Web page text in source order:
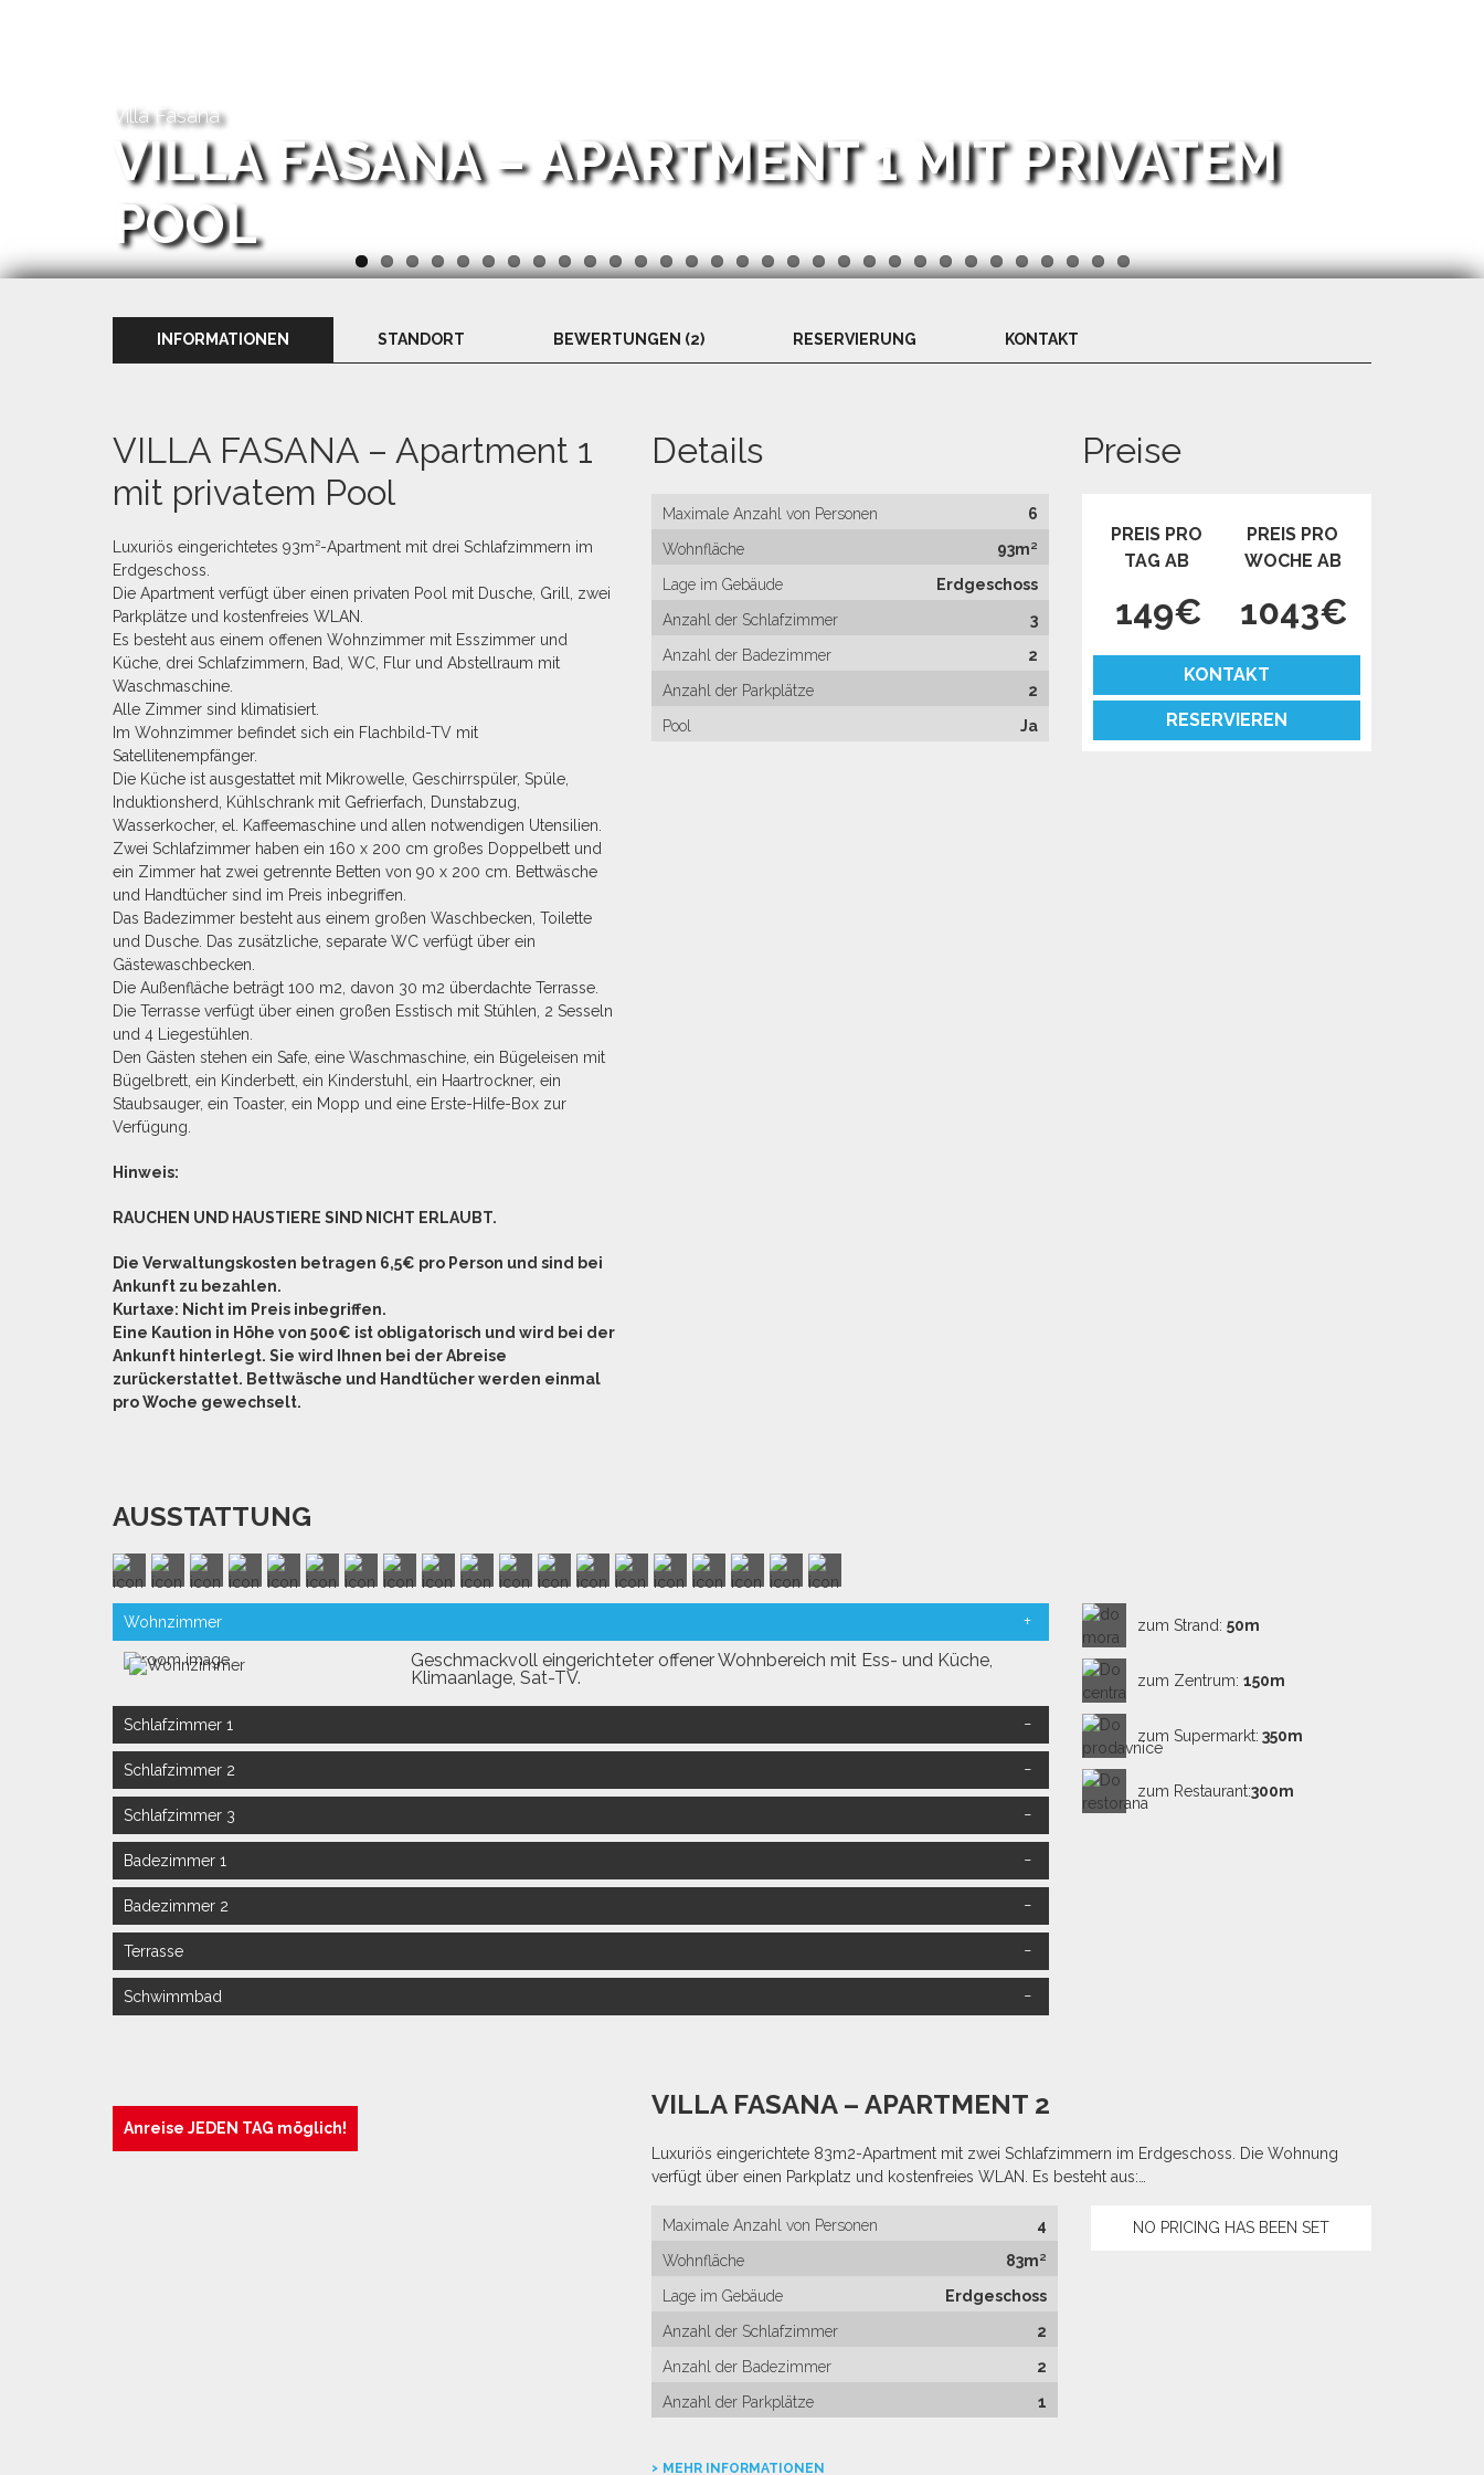
Villa Fasana
VILLA FASANA – APARTMENT 1 MIT PRIVATEM
POOL
INFORMATIONEN STANDORT BEWERTUNGEN (2) RESERVIERUNG KONTAKT
VILLA FASANA – Apartment 1
mit privatem Pool
Luxuriös eingerichtetes 93m²-Apartment mit drei Schlafzimmern im
Erdgeschoss.
Die Apartment verfügt über einen privaten Pool mit Dusche, Grill, zwei
Parkplätze und kostenfreies WLAN.
Es besteht aus einem offenen Wohnzimmer mit Esszimmer und
Küche, drei Schlafzimmern, Bad, WC, Flur und Abstellraum mit
Waschmaschine.
Alle Zimmer sind klimatisiert.
Im Wohnzimmer befindet sich ein Flachbild-TV mit
Satellitenempfänger.
Die Küche ist ausgestattet mit Mikrowelle, Geschirrspüler, Spüle,
Induktionsherd, Kühlschrank mit Gefrierfach, Dunstabzug,
Wasserkocher, el. Kaffeemaschine und allen notwendigen Utensilien.
Zwei Schlafzimmer haben ein 160 x 200 cm großes Doppelbett und
ein Zimmer hat zwei getrennte Betten von 90 x 200 cm. Bettwäsche
und Handtücher sind im Preis inbegriffen.
Das Badezimmer besteht aus einem großen Waschbecken, Toilette
und Dusche. Das zusätzliche, separate WC verfügt über ein
Gästewaschbecken.
Die Außenfläche beträgt 100 m2, davon 30 m2 überdachte Terrasse.
Die Terrasse verfügt über einen großen Esstisch mit Stühlen, 2 Sesseln
und 4 Liegestühlen.
Den Gästen stehen ein Safe, eine Waschmaschine, ein Bügeleisen mit
Bügelbrett, ein Kinderbett, ein Kinderstuhl, ein Haartrockner, ein
Staubsauger, ein Toaster, ein Mopp und eine Erste-Hilfe-Box zur
Verfügung.
Hinweis:
RAUCHEN UND HAUSTIERE SIND NICHT ERLAUBT.
Die Verwaltungskosten betragen 6,5€ pro Person und sind bei
Ankunft zu bezahlen.
Kurtaxe: Nicht im Preis inbegriffen.
Eine Kaution in Höhe von 500€ ist obligatorisch und wird bei der
Ankunft hinterlegt. Sie wird Ihnen bei der Abreise
zurückerstattet. Bettwäsche und Handtücher werden einmal
pro Woche gewechselt.
Details
Maximale Anzahl von Personen
6
Wohnfläche
93m²
Lage im Gebäude
Erdgeschoss
Anzahl der Schlafzimmer
3
Anzahl der Badezimmer
2
Anzahl der Parkplätze
2
Pool
Ja
Preise
PREIS PRO
TAG AB
149€
PREIS PRO
WOCHE AB
1043€
KONTAKT
RESERVIEREN
AUSSTATTUNG
Wohnzimmer
Geschmackvoll eingerichteter offener Wohnbereich mit Ess- und Küche,
Klimaanlage, Sat-TV.
Schlafzimmer 1
mit Zugang zur Terrasse und Klimaanlage.
Schlafzimmer 2
Schlafzimmer 3
Badezimmer 1
Badezimmer 2
Terrasse
Schwimmbad
zum Strand: 50m
zum Zentrum: 150m
zum Supermarkt: 350m
zum Restaurant:300m
Anreise JEDEN TAG möglich!
VILLA FASANA – APARTMENT 2
Luxuriös eingerichtete 83m2-Apartment mit zwei Schlafzimmern im Erdgeschoss. Die Wohnung
verfügt über einen Parkplatz und kostenfreies WLAN. Es besteht aus:…
Maximale Anzahl von Personen
4
Wohnfläche
83m²
Lage im Gebäude
Erdgeschoss
Anzahl der Schlafzimmer
2
Anzahl der Badezimmer
2
Anzahl der Parkplätze
1
NO PRICING HAS BEEN SET
MEHR INFORMATIONEN